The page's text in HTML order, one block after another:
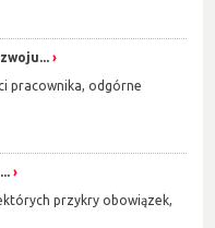
pracownika, odgórne
przykry obowiązek,